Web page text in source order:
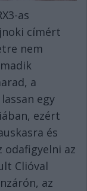
as
címért
nem
a
egy
ezért
és
odafigyelni az
Clióval
az